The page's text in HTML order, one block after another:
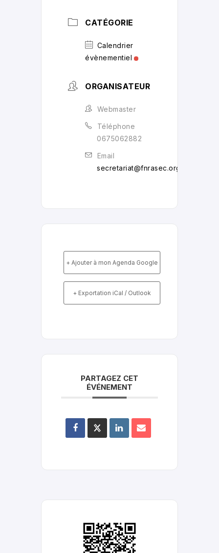
CATÉGORIE
Calendrier
évènementiel
ORGANISATEUR
Webmaster
Téléphone
0675062882
Email
secretariat@fnrasec.org
+ Ajouter à mon Agenda Google
+ Exportation iCal / Outlook
PARTAGEZ CET
ÉVÉNEMENT